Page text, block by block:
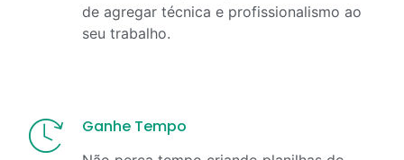
de agregar técnica e profissionalismo ao
seu trabalho.
Ganhe Tempo